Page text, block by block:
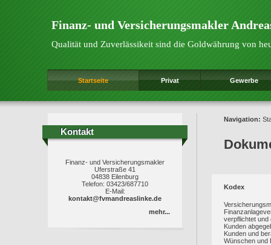
Finanz- und Versicherungsmakler
Qualität und Zuverlässikeit sind die Goldwährung von
Startseite Privat Gewerbe
Kontakt
Kontakt
Finanz- und Versicherungsmakler
Uferstraße 41
04838 Eilenburg
Telefon: 03423/687710
E-Mail:
kontakt@fvmandreaslinke.de
mehr...
Navigation:
Kodex
verpflichtet und
Kunden
Kunden und
Wünschen und